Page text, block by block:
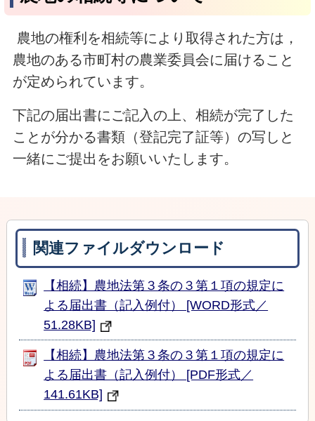
農地の権利を相続等により取得された方は，
農地のある市町村の農業委員会に届けること
が定められています。
下記の届出書にご記入の上、相続が完了した
ことが分かる書類（登記完了証等）の写しと
一緒にご提出をお願いいたします。
関連ファイルダウンロード
【相続】農地法第３条の３第１項の規定に
よる届出書（記入例付） [WORD形式／
51.28KB]
【相続】農地法第３条の３第１項の規定に
よる届出書（記入例付） [PDF形式／
141.61KB]